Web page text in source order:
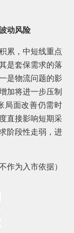
动风险
累，中短线重点
是套保需求的落
是物流问题的影
加将进一步压制
局面改善仍需时
直接影响短期采
阶段性走弱，进
作为入市依据）